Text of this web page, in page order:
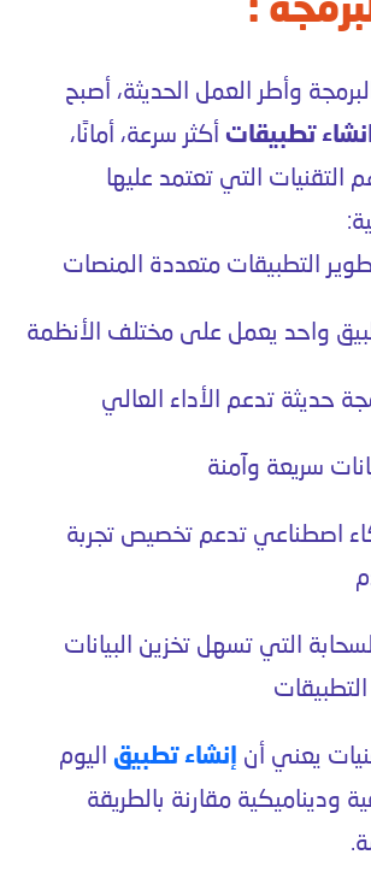
:
وأطر العمل الحديثة، أصبح
انشاء تطبيقات أكثر سرعة، أمانًا،
التقنيات التي تعتمد عليها
التطبيقات متعددة المنصات
واحد يعمل على مختلف الأنظمة
حديثة تدعم الأداء العالي
سريعة وآمنة
اصطناعي تدعم تخصيص تجربة
التي تسهل تخزين البيانات
يعني أن إنشاء تطبيق اليوم
وديناميكية مقارنة بالطريقة